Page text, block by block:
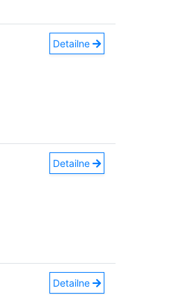
Detailne
Detailne
Detailne